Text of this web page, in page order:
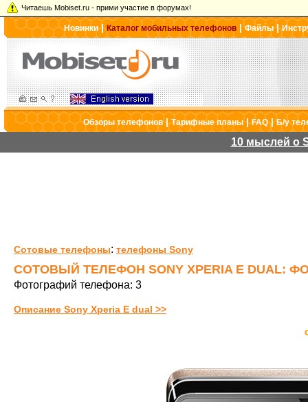
Читаешь Mobiset.ru - прими участие в форумах!
Новинки|Каталог мобильных телефонов |Файлы|
Обзоры телефонов|Тарифные планы|FAQ|Б/у
10 мыслей о
Сотовые телефоны: телефоны Sony
СОТОВЫЙ ТЕЛЕФОН SONY XPERIA E DUAL:
Фотографий телефона: 3
Описание Sony Xperia E dual >>